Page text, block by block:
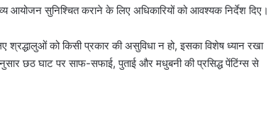
आयोजन सुनिश्चित कराने के लिए अधिकारियों को आवश्यक निर्देश दिए।
श्रद्धालुओं को किसी प्रकार की असुविधा न हो, इसका विशेष ध्यान रखा
छठ घाट पर साफ-सफाई, पुताई और मधुबनी की प्रसिद्ध पेंटिंग्स से